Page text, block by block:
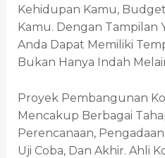
Kehidupan Kamu,
Kamu. Dengan Tampilan
Anda Dapat Memiliki
Bukan Hanya Indah
Proyek Pembangunan
Mencakup Berbagai
Perencanaan,
Uji Coba, Dan Akhir. Ahli